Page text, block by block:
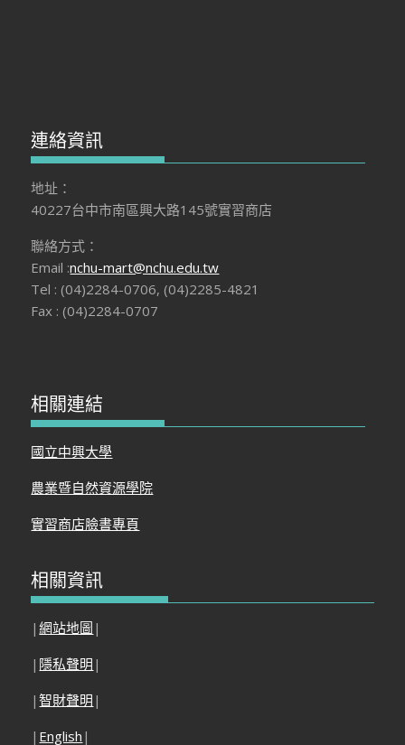
連絡資訊
地址：
40227台中市南區興大路145號實習商店
聯絡方式：
Email :nchu-mart@nchu.edu.tw
Tel : (04)2284-0706, (04)2285-4821
Fax : (04)2284-0707
相關連結
國立中興大學
農業暨自然資源學院
實習商店臉書專頁
相關資訊
|網站地圖 |
| 隱私聲明 |
|智財聲明 |
| English |